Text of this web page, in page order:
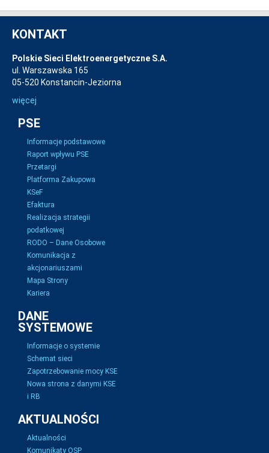
KONTAKT
Polskie Sieci Elektroenergetyczne S.A.
ul. Warszawska 165
05-520 Konstancin-Jeziorna
więcej
PSE
Informacje podstawowe
Raport wpływu PSE
Przetargi
Platforma Zakupowa
KSeF
Efaktura
Realizacja strategii
podatkowej
RODO – Dane Osobowe
Komunikacja z
akcjonariuszami
Mapa Strony
Kariera
DANE
SYSTEMOWE
Informacje o systemie
Schemat sieci
Zapotrzebowanie mocy KSE
Nowa strona z danymi KSE
i RB
AKTUALNOŚCI
Aktualności
Komunikaty OSP